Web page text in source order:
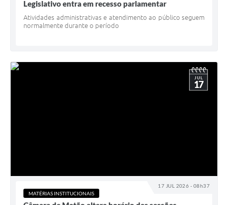
Legislativo entra em recesso parlamentar
Atividades administrativas e atendimento ao público seguem
normalmente durante o período
17 JUL 2026 - 08h37
JUL
17
MATÉRIAS INSTITUCIONAIS